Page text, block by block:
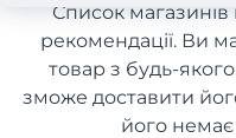
Список
рекомендації. Ви
товар з будь-
зможе доставити
його немає